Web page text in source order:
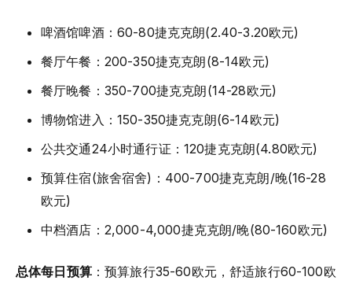
啤酒馆啤酒：60-80捷克克朗(2.40-3.20欧元)
餐厅午餐：200-350捷克克朗(8-14欧元)
餐厅晚餐：350-700捷克克朗(14-28欧元)
博物馆进入：150-350捷克克朗(6-14欧元)
公共交通24小时通行证：120捷克克朗(4.80欧元)
预算住宿(旅舍宿舍)：400-700捷克克朗/晚(16-28
欧元)
中档酒店：2,000-4,000捷克克朗/晚(80-160欧元)
总体每日预算：预算旅行35-60欧元，舒适旅行60-100欧